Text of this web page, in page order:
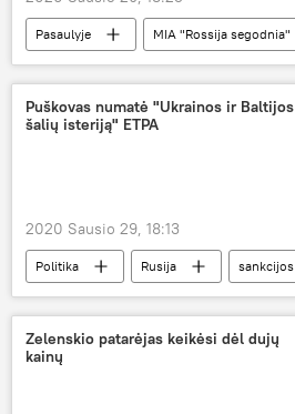
Pasaulyje
MIA "Rossija segodnia"
Rusija
YouTube
Puškovas numatė "Ukrainos ir Baltijos
šalių isteriją" ETPA
2020 Sausio 29, 18:13
Politika Rusija
sankcijos
Maskva
Zelenskio patarėjas keikėsi dėl dujų
kainų